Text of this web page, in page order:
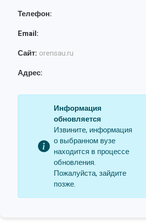
Телефон:
Email:
Сайт: orensau.ru
Адрес:
Информация
обновляется
Извините, информация
о выбранном вузе
находится в процессе
обновления.
Пожалуйста, зайдите
позже.